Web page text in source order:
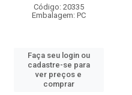
Código: 20335
Embalagem: PC
Faça seu login ou
cadastre-se para
ver preços e
comprar